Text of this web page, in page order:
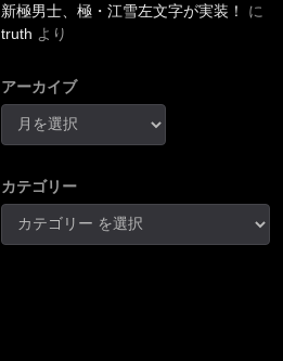
新極男士、極・江雪左文字が実装！
に
truth より
アーカイブ
カテゴリー